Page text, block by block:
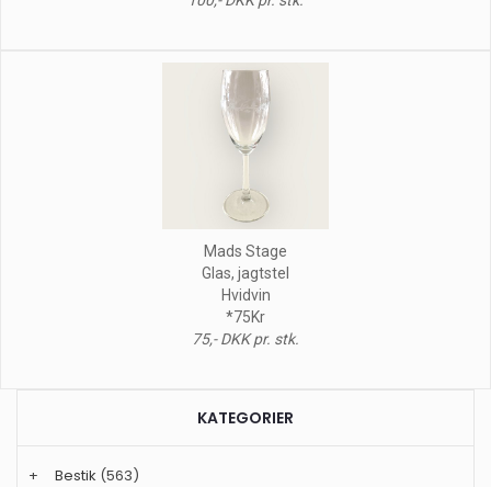
Mads Stage
Glas, jagtstel
Hvidvin
*75Kr
75,- DKK pr. stk.
KATEGORIER
+ Bestik (563)